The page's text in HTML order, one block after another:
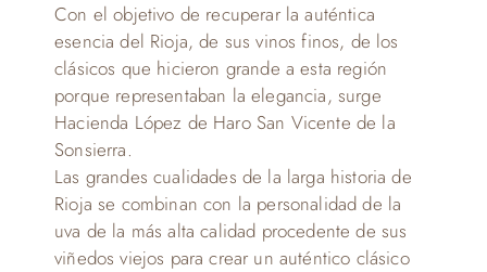
Con el objetivo de recuperar la auténtica
esencia del Rioja, de sus vinos finos, de los
clásicos que hicieron grande a esta región
porque representaban la elegancia, surge
Hacienda López de Haro San Vicente de la
Sonsierra.
Las grandes cualidades de la larga historia de
Rioja se combinan con la personalidad de la
uva de la más alta calidad procedente de sus
viñedos viejos para crear un auténtico clásico